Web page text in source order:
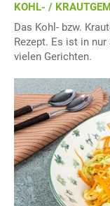
KOHL- /
Das Kohl- bzw.
Rezept. Es ist in
vielen Gerichten.